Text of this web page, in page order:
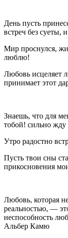
День пусть
встреч без суеты,
Мир проснулся,
люблю!
Любовь исцеляет
принимает этот
Знаешь, что для
тобой! сильно жду
Утро радостно
Пусть твои сны
прикосновения
Любовь, которая
реальностью, —
неспособность
Альбер Камю